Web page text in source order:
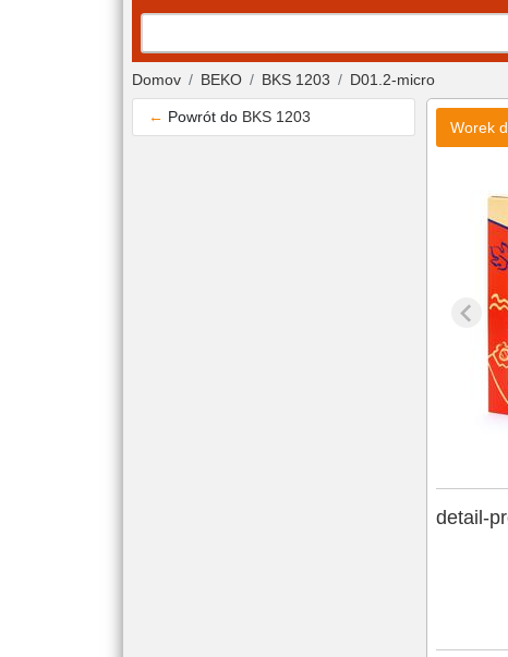
Domov BEKO BKS 1203 D01.2-micro
← Powrót do BKS 1203
Worek
detail-